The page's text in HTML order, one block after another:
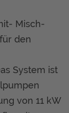
Misch-
den
System ist
von 11 kW